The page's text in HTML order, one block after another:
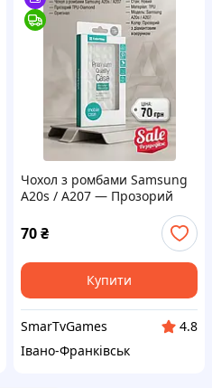
Чохол з ромбами Samsung
A20s / A207 — Прозорий
70₴
Купити
SmarTvGames
4.8
Івано-Франківськ